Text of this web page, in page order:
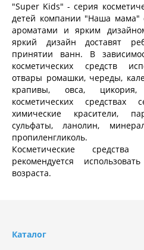
"Super Kids" - серия
детей компании "Наша мама"
ароматами и ярким
яркий дизайн доставят
принятии ванн. В
косметических средств
отвары ромашки, череды,
крапивы, овса,
косметических средствах
химические красители,
сульфаты, ланолин,
пропиленгликоль.
Косметические
рекомендуется
возраста.
Каталог